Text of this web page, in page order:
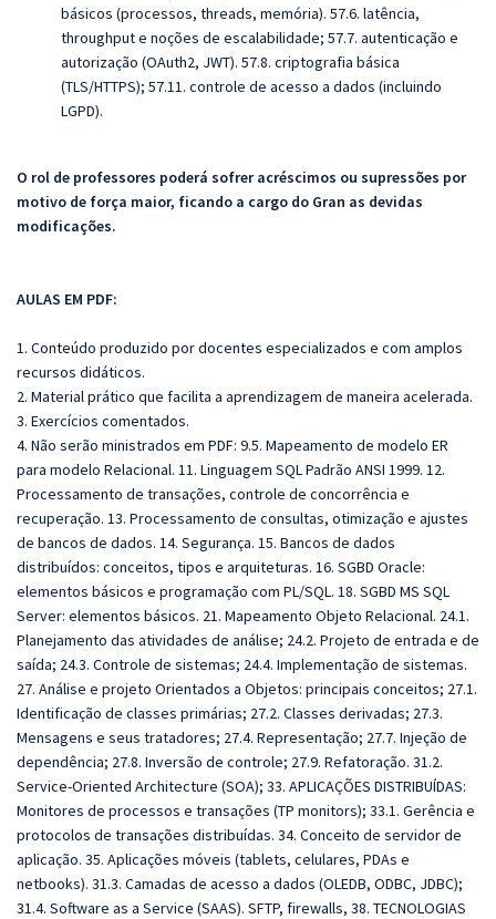
básicos (processos, threads, memória). 57.6. latência,
throughput e noções de escalabilidade; 57.7. autenticação e
autorização (OAuth2, JWT). 57.8. criptografia básica
(TLS/HTTPS); 57.11. controle de acesso a dados (incluindo
LGPD).
O rol de professores poderá sofrer acréscimos ou supressões por
motivo de força maior, ficando a cargo do Gran as devidas
modificações.
AULAS EM PDF:
1. Conteúdo produzido por docentes especializados e com amplos
recursos didáticos.
2. Material prático que facilita a aprendizagem de maneira acelerada.
3. Exercícios comentados.
4. Não serão ministrados em PDF: 9.5. Mapeamento de modelo ER
para modelo Relacional. 11. Linguagem SQL Padrão ANSI 1999. 12.
Processamento de transações, controle de concorrência e
recuperação. 13. Processamento de consultas, otimização e ajustes
de bancos de dados. 14. Segurança. 15. Bancos de dados
distribuídos: conceitos, tipos e arquiteturas. 16. SGBD Oracle:
elementos básicos e programação com PL/SQL. 18. SGBD MS SQL
Server: elementos básicos. 21. Mapeamento Objeto Relacional. 24.1.
Planejamento das atividades de análise; 24.2. Projeto de entrada e de
saída; 24.3. Controle de sistemas; 24.4. Implementação de sistemas.
27. Análise e projeto Orientados a Objetos: principais conceitos; 27.1.
Identificação de classes primárias; 27.2. Classes derivadas; 27.3.
Mensagens e seus tratadores; 27.4. Representação; 27.7. Injeção de
dependência; 27.8. Inversão de controle; 27.9. Refatoração. 31.2.
Service-Oriented Architecture (SOA); 33. APLICAÇÕES DISTRIBUÍDAS:
Monitores de processos e transações (TP monitors); 33.1. Gerência e
protocolos de transações distribuídas. 34. Conceito de servidor de
aplicação. 35. Aplicações móveis (tablets, celulares, PDAs e
netbooks). 31.3. Camadas de acesso a dados (OLEDB, ODBC, JDBC);
31.4. Software as a Service (SAAS). SFTP, firewalls, 38. TECNOLOGIAS